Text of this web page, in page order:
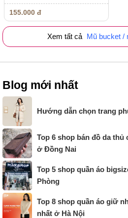
155.000 đ
Xem tất cả Mũ bucket /
Blog mới nhất
Hướng dẫn chọn trang
Top 6 shop bán đồ da
ở Đồng Nai
Top 5 shop quần áo
Phòng
Top 8 shop quần áo giữ
nhất ở Hà Nội